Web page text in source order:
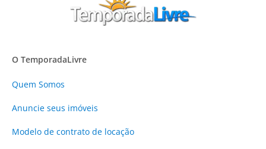
O TemporadaLivre
Quem Somos
Anuncie seus imóveis
Modelo de contrato de locação